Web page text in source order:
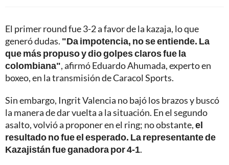
El primer round fue 3-2 a favor de la kazaja, lo que
generó dudas. "Da impotencia, no se entiende. La
que más propuso y dio golpes claros fue la
colombiana", afirmó Eduardo Ahumada, experto en
boxeo, en la transmisión de Caracol Sports.
Sin embargo, Ingrit Valencia no bajó los brazos y buscó
la manera de dar vuelta a la situación. En el segundo
asalto, volvió a proponer en el ring; no obstante,el
resultado no fue el esperado. La representante de
Kazajistán fue ganadora por 4-1.